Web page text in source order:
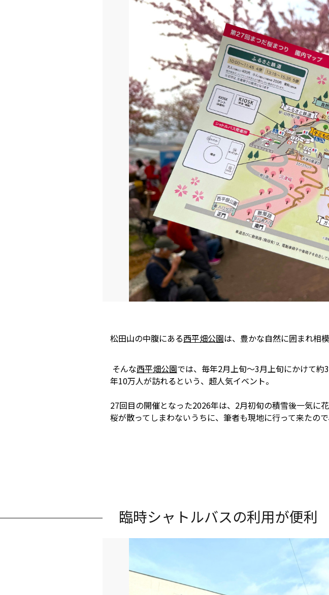
松田山の中腹にある西平畑公園は、豊かな自然に囲まれ相
そんな西平畑公園では、毎年2月上旬～3月上旬にかけて
年10万人が訪れるという、超人気イベント。
27回目の開催となった2026年は、2月初旬の積雪後一気に
桜が散ってしまわないうちに、筆者も現地に行って来たので
臨時シャトルバスの利用が便利